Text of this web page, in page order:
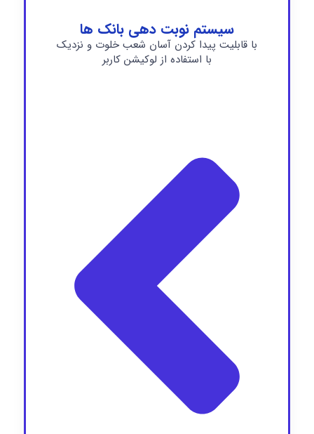
سیستم نوبت دهی بانک ها
با قابلیت پیدا کردن آسان شعب خلوت و نزدیک
با استفاده از لوکیشن کاربر